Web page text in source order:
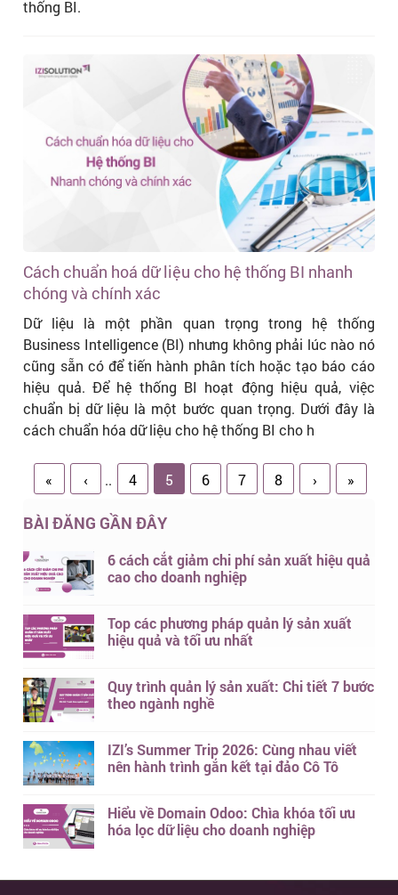
thống BI.
Cách chuẩn hoá dữ liệu cho hệ thống BI nhanh
chóng và chính xác
Dữ liệu là một phần quan trọng trong hệ thống
Business Intelligence (BI) nhưng không phải lúc nào nó
cũng sẵn có để tiến hành phân tích hoặc tạo báo cáo
hiệu quả. Để hệ thống BI hoạt động hiệu quả, việc
chuẩn bị dữ liệu là một bước quan trọng. Dưới đây là
cách chuẩn hóa dữ liệu cho hệ thống BI cho h
« ‹ .. 4 5 6 7 8 › »
BÀI ĐĂNG GẦN ĐÂY
6 cách cắt giảm chi phí sản xuất hiệu quả
cao cho doanh nghiệp
Top các phương pháp quản lý sản xuất
hiệu quả và tối ưu nhất
Quy trình quản lý sản xuất: Chi tiết 7 bước
theo ngành nghề
IZI’s Summer Trip 2026: Cùng nhau viết
nên hành trình gắn kết tại đảo Cô Tô
Hiểu về Domain Odoo: Chìa khóa tối ưu
hóa lọc dữ liệu cho doanh nghiệp